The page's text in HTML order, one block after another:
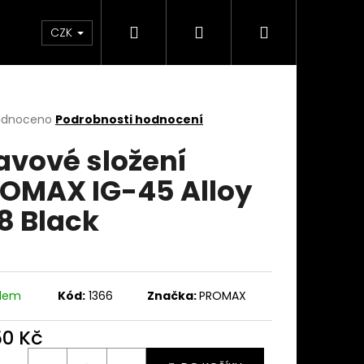
Custom stavba kola na zakázku
CZK Hledat PřihlášeníNákupní
Podrobnosti hodnocení
složení
IG-45 Alloy
Black
Kód: 1366 Značka:PROMAX
Kč